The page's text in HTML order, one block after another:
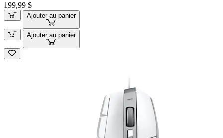
199,99 $
Ajouter au panier
Ajouter au panier